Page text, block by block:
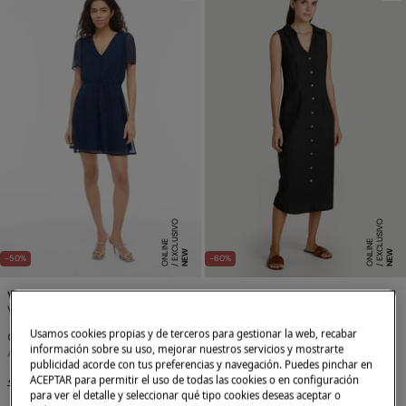
-50% NEW
E
X
C
L
USI
V
O
O
N
LI
N
E
Vila
Vestido corto de gasa
19,99 € 39,99 €
Ahorras20,00 €
+2 Colores
-60% NEW
E
X
C
L
USI
V
O
O
N
LI
N
E
Vila
17,99 € 44,99 €
Ahorras27,00 €
+2 Colores
Usamos cookies propias y de terceros para gestionar la web, recabar
información sobre su uso, mejorar nuestros servicios y mostrarte
publicidad acorde con tus preferencias y navegación. Puedes pinchar en
ACEPTAR para permitir el uso de todas las cookies o en configuración
para ver el detalle y seleccionar qué tipo cookies deseas aceptar o